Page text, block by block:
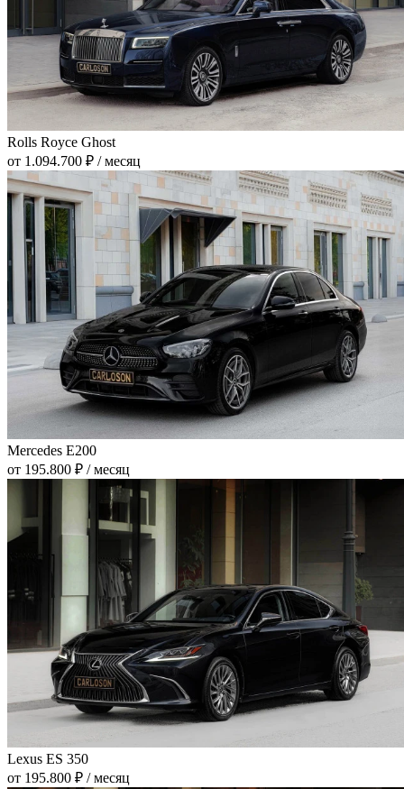
Rolls Royce Ghost
от 1.094.700 ₽ / месяц
Mercedes E200
от 195.800 ₽ / месяц
Lexus ES 350
от 195.800 ₽ / месяц